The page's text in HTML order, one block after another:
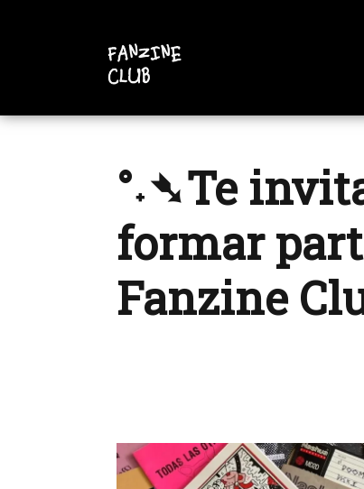
°˖➴Te
formar
Fanzine